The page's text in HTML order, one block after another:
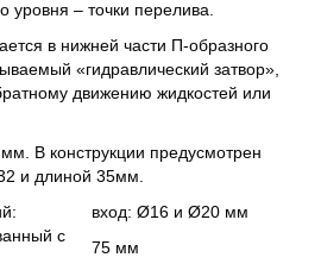
уровня – точки перелива.
в нижней части П-образного
«гидравлический затвор»,
движению жидкостей или
В конструкции предусмотрен
и длиной 35мм.
вход: Ø16 и Ø20 мм
с
75 мм